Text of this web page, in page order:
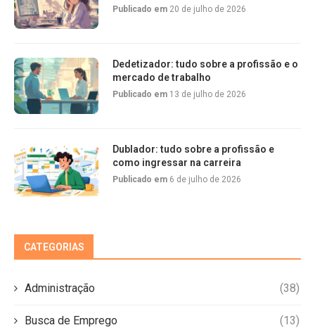
Publicado em 20 de julho de 2026
Dedetizador: tudo sobre a profissão e o
mercado de trabalho
Publicado em 13 de julho de 2026
Dublador: tudo sobre a profissão e
como ingressar na carreira
Publicado em 6 de julho de 2026
CATEGORIAS
Administração (38)
Busca de Emprego (13)